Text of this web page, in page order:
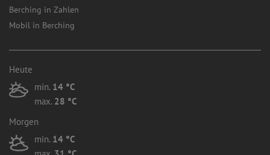
Berching in Zahlen
Mobil in Berching
Heute
min. 14 °C
max. 28 °C
Morgen
min. 14 °C